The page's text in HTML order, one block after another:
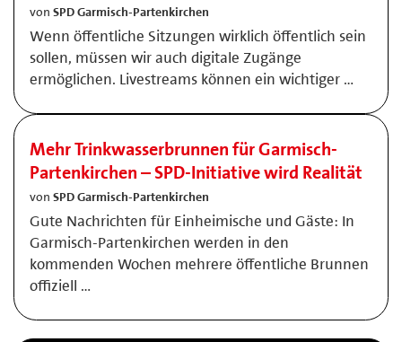
von SPD Garmisch-Partenkirchen
Wenn öffentliche Sitzungen wirklich öffentlich sein
sollen, müssen wir auch digitale Zugänge
ermöglichen. Livestreams können ein wichtiger …
Mehr Trinkwasserbrunnen für Garmisch-
Partenkirchen – SPD-Initiative wird Realität
von SPD Garmisch-Partenkirchen
Gute Nachrichten für Einheimische und Gäste: In
Garmisch-Partenkirchen werden in den
kommenden Wochen mehrere öffentliche Brunnen
offiziell …